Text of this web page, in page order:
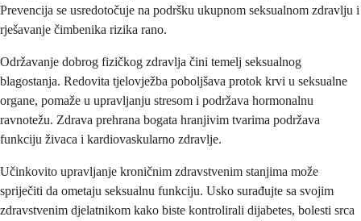
Prevencija se usredotočuje na podršku ukupnom seksualnom zdravlju i
rješavanje čimbenika rizika rano.
Održavanje dobrog fizičkog zdravlja čini temelj seksualnog
blagostanja. Redovita tjelovježba poboljšava protok krvi u seksualne
organe, pomaže u upravljanju stresom i podržava hormonalnu
ravnotežu. Zdrava prehrana bogata hranjivim tvarima podržava
funkciju živaca i kardiovaskularno zdravlje.
Učinkovito upravljanje kroničnim zdravstvenim stanjima može
spriječiti da ometaju seksualnu funkciju. Usko surađujte sa svojim
zdravstvenim djelatnikom kako biste kontrolirali dijabetes, bolesti srca